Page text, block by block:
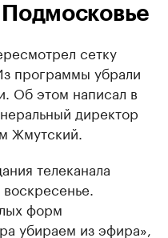
Подмосковье
сетку
программы убрали
Об этом написал в
директор
Жмутский.
телеканала
форм
убираем из эфира»,